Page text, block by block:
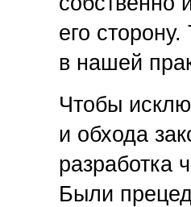
его
в нашей
Чтобы
и обхода
разработка
Были